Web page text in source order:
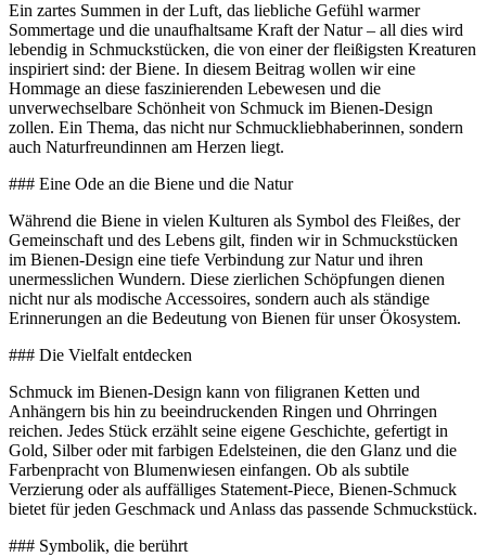
Ein zartes Summen in der Luft, das liebliche Gefühl warmer
Sommertage und die unaufhaltsame Kraft der Natur – all dies wird
lebendig in Schmuckstücken, die von einer der fleißigsten Kreaturen
inspiriert sind: der Biene. In diesem Beitrag wollen wir eine
Hommage an diese faszinierenden Lebewesen und die
unverwechselbare Schönheit von Schmuck im Bienen-Design
zollen. Ein Thema, das nicht nur Schmuckliebhaberinnen, sondern
auch Naturfreundinnen am Herzen liegt.
### Eine Ode an die Biene und die Natur
Während die Biene in vielen Kulturen als Symbol des Fleißes, der
Gemeinschaft und des Lebens gilt, finden wir in Schmuckstücken
im Bienen-Design eine tiefe Verbindung zur Natur und ihren
unermesslichen Wundern. Diese zierlichen Schöpfungen dienen
nicht nur als modische Accessoires, sondern auch als ständige
Erinnerungen an die Bedeutung von Bienen für unser Ökosystem.
### Die Vielfalt entdecken
Schmuck im Bienen-Design kann von filigranen Ketten und
Anhängern bis hin zu beeindruckenden Ringen und Ohrringen
reichen. Jedes Stück erzählt seine eigene Geschichte, gefertigt in
Gold, Silber oder mit farbigen Edelsteinen, die den Glanz und die
Farbenpracht von Blumenwiesen einfangen. Ob als subtile
Verzierung oder als auffälliges Statement-Piece, Bienen-Schmuck
bietet für jeden Geschmack und Anlass das passende Schmuckstück.
### Symbolik, die berührt